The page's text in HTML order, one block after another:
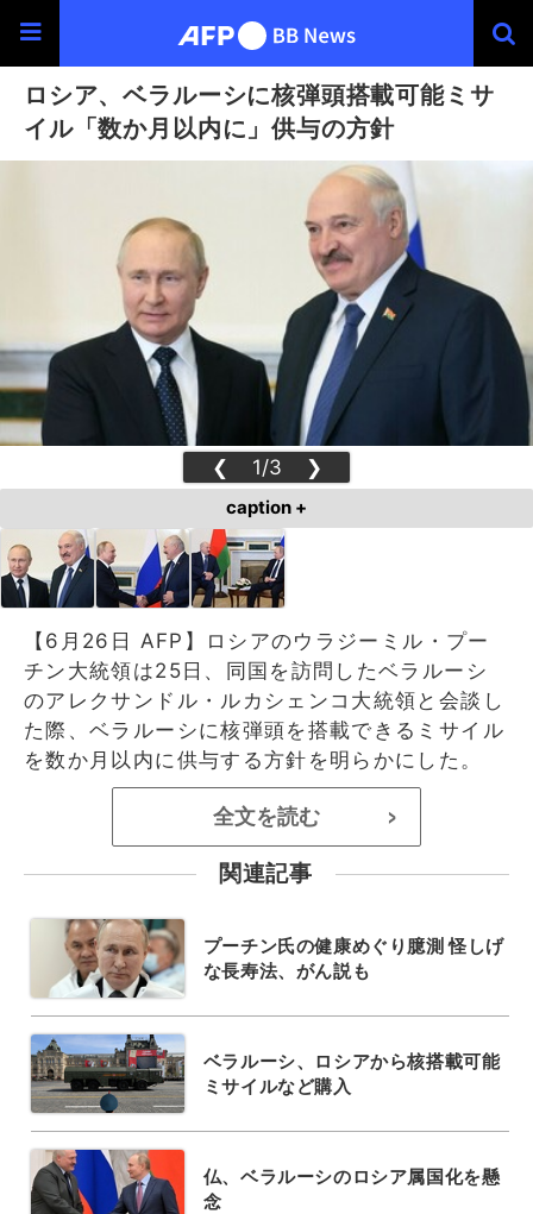
ロシア、ベラルーシに核弾頭搭載可能ミサ
イル「数か月以内に」供与の方針
❮ 1/3 ❯
caption +
【6月26日 AFP】ロシアのウラジーミル・プー
チン大統領は25日、同国を訪問したベラルーシ
のアレクサンドル・ルカシェンコ大統領と会談し
た際、ベラルーシに核弾頭を搭載できるミサイル
を数か月以内に供与する方針を明らかにした。
全文を読む >
関連記事
プーチン氏の健康めぐり臆測 怪しげ
な長寿法、がん説も
ベラルーシ、ロシアから核搭載可能
ミサイルなど購入
仏、ベラルーシのロシア属国化を懸
念